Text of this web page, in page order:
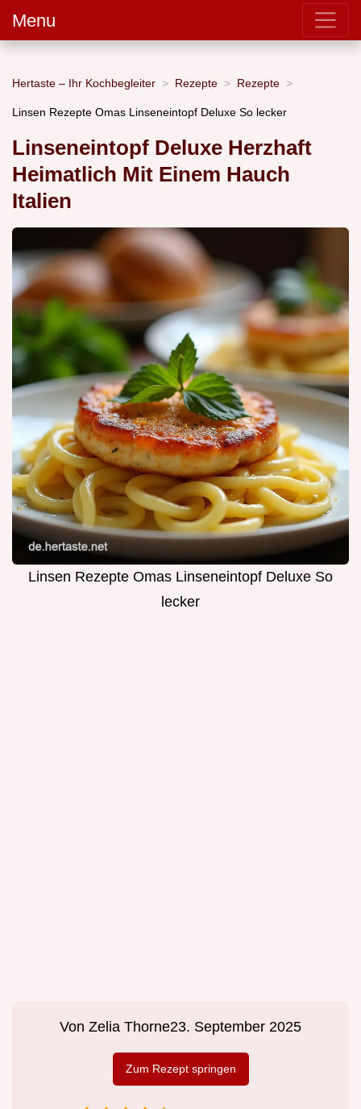
Menu
Hertaste – Ihr Kochbegleiter Rezepte Rezepte
Linsen Rezepte Omas Linseneintopf Deluxe So lecker
Linseneintopf Deluxe Herzhaft
Heimatlich Mit Einem Hauch
Italien
Linsen Rezepte Omas Linseneintopf Deluxe So
lecker
Von Zelia Thorne23. September 2025
Zum Rezept springen